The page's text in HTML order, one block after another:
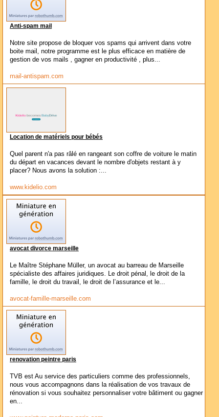
Anti-spam mail
Notre site propose de bloquer vos spams qui arrivent dans votre
boite mail, notre programme est le plus efficace en matière de
gestion de vos mails , gagner en productivité , plus...
mail-antispam.com
Location de matériels pour bébés
Quel parent n'a pas râlé en rangeant son coffre de voiture le matin
du départ en vacances devant le nombre d'objets restant à y
placer? Nous avons la solution :...
www.kidelio.com
avocat divorce marseille
Le Maître Stéphane Müller, un avocat au barreau de Marseille
spécialiste des affaires juridiques. Le droit pénal, le droit de la
famille, le droit du travail, le droit de l’assurance et le...
avocat-famille-marseille.com
renovation peintre paris
TVB est Au service des particuliers comme des professionnels,
nous vous accompagnons dans la réalisation de vos travaux de
rénovation si vous souhaitez personnaliser votre bâtiment ou gagner
en...